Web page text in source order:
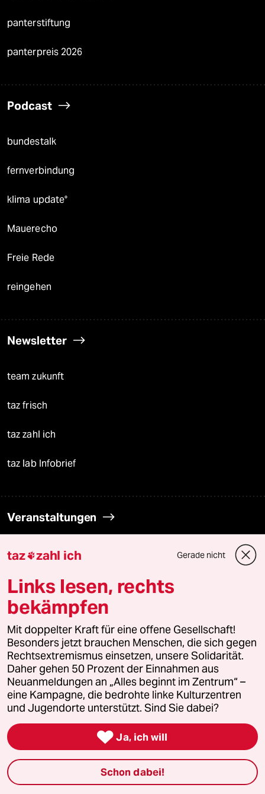
panterstiftung
panterpreis 2026
Podcast
bundestalk
fernverbindung
klima update°
Mauerecho
Freie Rede
reingehen
Newsletter
team zukunft
taz frisch
taz zahl ich
taz lab Infobrief
Veranstaltungen
Demnächst
Vor Ort
Live im Stream
Vergangene
taz lab 2027
Mehr taz Lesestoff
taz Blogs
taz zahl ich Gerade nicht
Links lesen, rechts
bekämpfen
Mit doppelter Kraft für eine offene Gesellschaft!
Besonders jetzt brauchen Menschen, die sich gegen
Rechtsextremismus einsetzen, unsere Solidarität.
Daher gehen 50 Prozent der Einnahmen aus
Neuanmeldungen an „Alles beginnt im Zentrum“ –
eine Kampagne, die bedrohte linke Kulturzentren
und Jugendorte unterstützt. Sind Sie dabei?
 Ja, ich will
Schon dabei!